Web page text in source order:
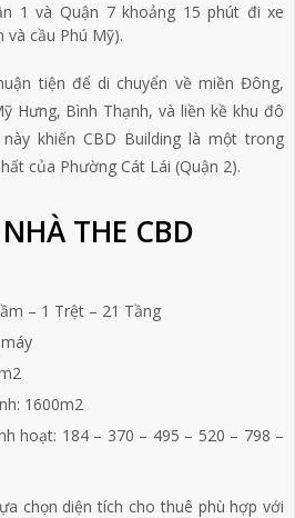
1 và Quận 7 khoảng 15 phút đi xe
và cầu Phú Mỹ).
tiện để di chuyển về miền Đông,
Hưng, Bình Thạnh, và liền kề khu đô
khiến CBD Building là một trong
của Phường Cát Lái (Quận 2).
THE CBD
– 1 Trệt – 21 Tầng
1600m2
hoạt: 184 – 370 – 495 – 520 – 798 –
chọn diện tích cho thuê phù hợp với